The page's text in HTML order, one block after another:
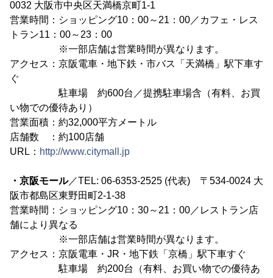
0032 大阪市中央区天満橋京町1-1
営業時間：ショッピング10：00～21：00／カフェ・レス
トラン11：00～23：00
※一部店舗は営業時間が異なります。
アクセス：京阪電車・地下鉄・市バス「天満橋」駅下車す
ぐ
駐車場 約600台／提携駐車場含（有料、お買
い物での優待あり）
営業面積：約32,000平方メートル
店舗数 ：約100店舗
URL： http://www.citymall.jp
・京阪モール／TEL: 06-6353-2525 (代表) 〒534-0024 大
阪市都島区東野田町2-1-38
営業時間：ショッピング10：30～21：00／レストラン店
舗により異なる
※一部店舗は営業時間が異なります。
アクセス：京阪電車・JR・地下鉄「京橋」駅下車すぐ
駐車場 約200台（有料、お買い物での優待あ